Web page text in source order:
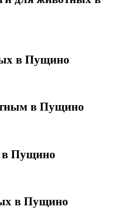
в Пущино
в Пущино
в Пущино
в Пущино